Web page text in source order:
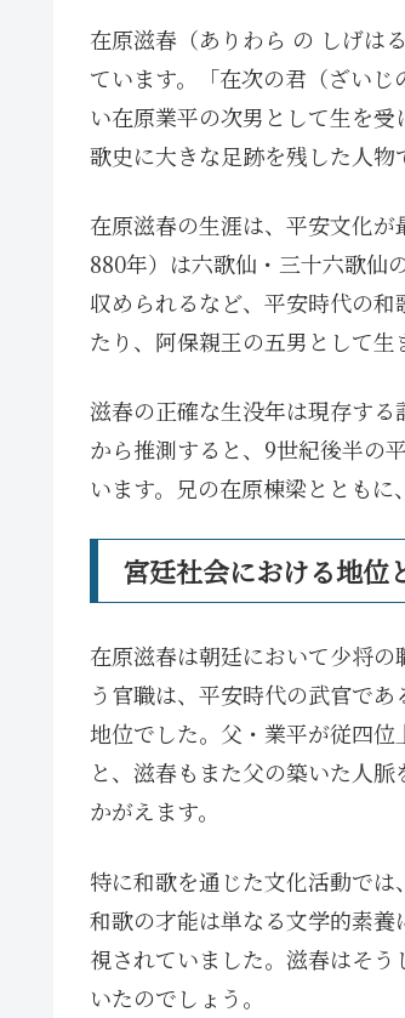
在原滋春（ありわら の しげは
ています。「在次の君（ざい
い在原業平の次男として生を
歌史に大きな足跡を残した人物
在原滋春の生涯は、平安文化
880年）は六歌仙・三十六歌仙
収められるなど、平安時代の
たり、阿保親王の五男として生
滋春の正確な生没年は現存する
から推測すると、9世紀後半の
います。兄の在原棟梁とともに
宮廷社会における地位
在原滋春は朝廷において少将
う官職は、平安時代の武官で
地位でした。父・業平が従四
と、滋春もまた父の築いた人
かがえます。
特に和歌を通じた文化活動では
和歌の才能は単なる文学的素
視されていました。滋春はそ
いたのでしょう。